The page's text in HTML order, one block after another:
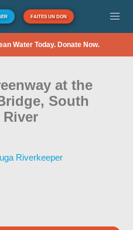
FAITES UN DON
Water Today. Donate Now.
at the
South
River
Riverkeeper